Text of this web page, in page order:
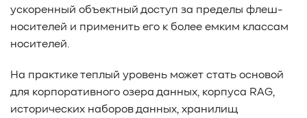
ускоренный объектный доступ за пределы флеш-
носителей и применить его к более емким классам
носителей.
На практике теплый уровень может стать основой
для корпоративного озера данных, корпуса RAG,
исторических наборов данных, хранилищ